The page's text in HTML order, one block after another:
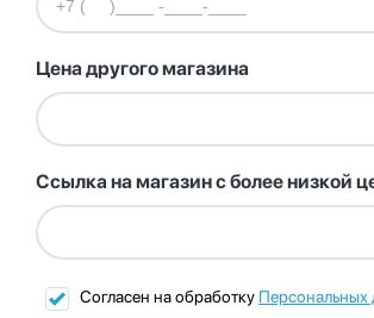
Цена другого магазина
Ссылка на магазин с более низкой
Согласен на обработку Персональных